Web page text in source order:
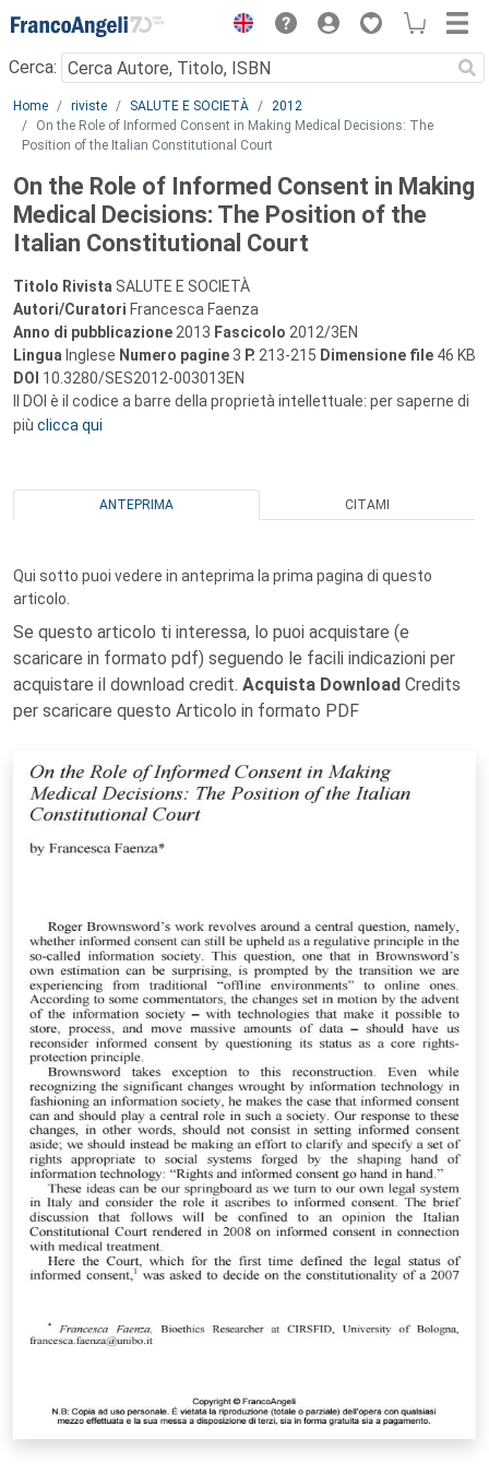
Menu
Cerca:
Main content
Home riviste SALUTE E SOCIETÀ
2012
On the Role of Informed Consent in Making Medical Decisions: The
Position of the Italian Constitutional Court
On the Role of Informed Consent in Making
Medical Decisions: The Position of the
Italian Constitutional Court
Titolo Rivista SALUTE E SOCIETÀ
Autori/Curatori Francesca Faenza
Anno di pubblicazione 2013 Fascicolo 2012/3EN
Lingua Inglese Numero pagine 3 P. 213-215 Dimensione file 46 KB
DOI 10.3280/SES2012-003013EN
Il DOI è il codice a barre della proprietà intellettuale: per saperne di
più clicca qui
ANTEPRIMA CITAMI
Qui sotto puoi vedere in anteprima la prima pagina di questo
articolo.
Se questo articolo ti interessa, lo puoi acquistare (e
scaricare in formato pdf) seguendo le facili indicazioni per
acquistare il download credit. Acquista Download Credits
per scaricare questo Articolo in formato PDF